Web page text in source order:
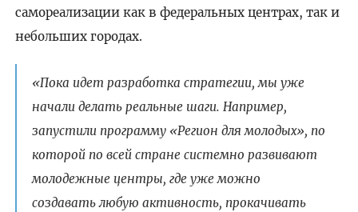
самореализации как в федеральных центрах, так и
небольших городах.
«Пока идет разработка стратегии, мы уже
начали делать реальные шаги. Например,
запустили программу «Регион для молодых», по
которой по всей стране системно развивают
молодежные центры, где уже можно
создавать любую активность, прокачивать